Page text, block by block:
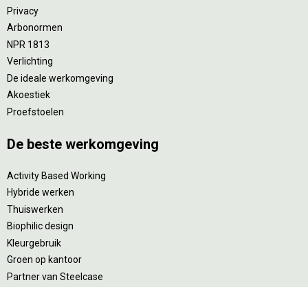
Privacy
Arbonormen
NPR 1813
Verlichting
De ideale werkomgeving
Akoestiek
Proefstoelen
De beste werkomgeving
Activity Based Working
Hybride werken
Thuiswerken
Biophilic design
Kleurgebruik
Groen op kantoor
Partner van Steelcase